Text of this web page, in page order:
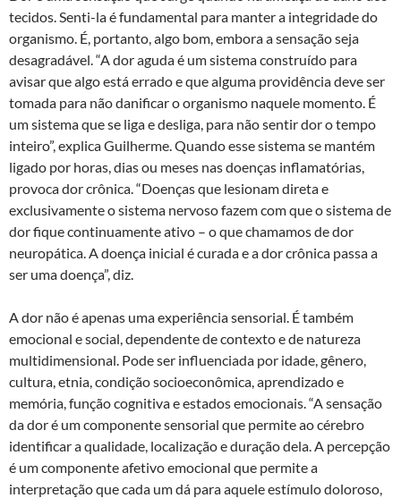
tecidos. Senti-la é fundamental para manter a integridade do
organismo. É, portanto, algo bom, embora a sensação seja
desagradável. “A dor aguda é um sistema construído para
avisar que algo está errado e que alguma providência deve ser
tomada para não danificar o organismo naquele momento. É
um sistema que se liga e desliga, para não sentir dor o tempo
inteiro”, explica Guilherme. Quando esse sistema se mantém
ligado por horas, dias ou meses nas doenças inflamatórias,
provoca dor crônica. “Doenças que lesionam direta e
exclusivamente o sistema nervoso fazem com que o sistema de
dor fique continuamente ativo – o que chamamos de dor
neuropática. A doença inicial é curada e a dor crônica passa a
ser uma doença”, diz.
A dor não é apenas uma experiência sensorial. É também
emocional e social, dependente de contexto e de natureza
multidimensional. Pode ser influenciada por idade, gênero,
cultura, etnia, condição socioeconômica, aprendizado e
memória, função cognitiva e estados emocionais. “A sensação
da dor é um componente sensorial que permite ao cérebro
identificar a qualidade, localização e duração dela. A percepção
é um componente afetivo emocional que permite a
interpretação que cada um dá para aquele estímulo doloroso,